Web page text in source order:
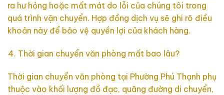
ra hư hỏng hoặc mất mát do lỗi của chúng tôi trong
quá trình vận chuyển. Hợp đồng dịch vụ sẽ ghi rõ điều
khoản này để bảo vệ quyền lợi của khách hàng.
Thời gian chuyển văn phòng mất bao lâu?
Thời gian chuyển văn phòng tại Phường Phú Thạnh phụ
thuộc vào khối lượng đồ đạc, quãng đường di chuyển,